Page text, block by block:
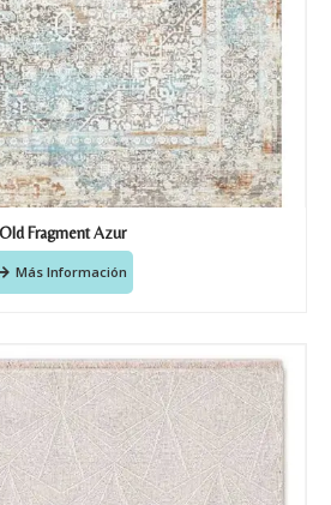
Old Fragment Azur
Más Información